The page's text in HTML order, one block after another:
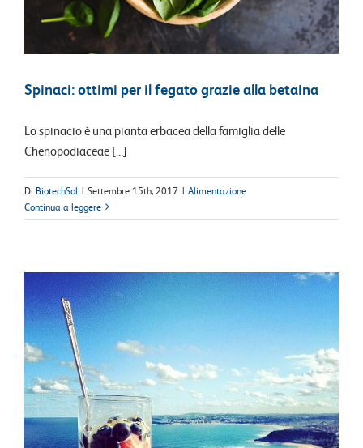
Spinaci: ottimi per il fegato grazie alla betaina
Lo spinacio è una pianta erbacea della famiglia delle
Chenopodiaceae [...]
Di BiotechSol | Settembre 15th, 2017 | Alimentazione
Continua a leggere